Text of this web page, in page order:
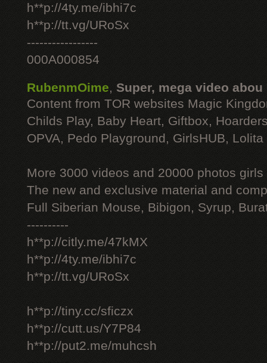
h**p://4ty.me/ibhi7c
h**p://tt.vg/URoSx
-----------------
000A000854
RubenmOime, Super, mega video abou
Content from TOR websites Magic
Childs Play, Baby Heart, Giftbox,
OPVA, Pedo Playground, GirlsHUB, Lolita
More 3000 videos and 20000 photos
The new and exclusive material and
Full Siberian Mouse, Bibigon, Syrup,
----------
h**p://citly.me/47kMX
h**p://4ty.me/ibhi7c
h**p://tt.vg/URoSx
h**p://tiny.cc/sficzx
h**p://cutt.us/Y7P84
h**p://put2.me/muhcsh